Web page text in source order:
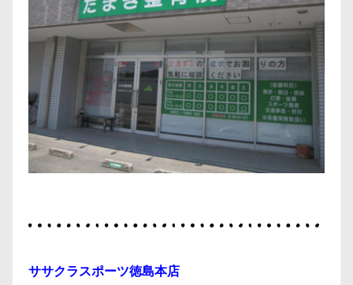
ササクラスポーツ徳島本店